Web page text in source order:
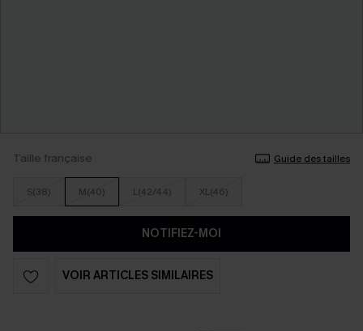
Taille française Guide des tailles
S(38) M(40) L(42/44) XL(46)
NOTIFIEZ-MOI
VOIR ARTICLES SIMILAIRES